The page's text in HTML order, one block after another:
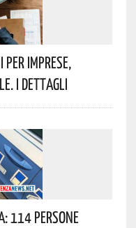
Imprese,
I Dettagli
114 Persone